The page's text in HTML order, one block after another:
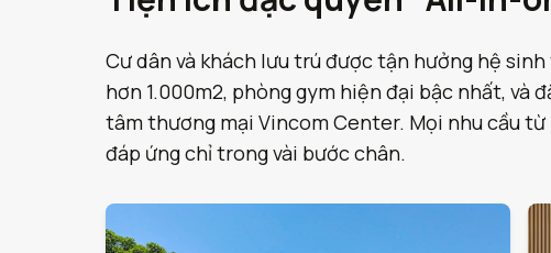
Cư dân và khách lưu trú được tận hưởng hệ
hơn 1.000m2, phòng gym hiện đại bậc nhất,
tâm thương mại Vincom Center. Mọi nhu cầu
đáp ứng chỉ trong vài bước chân.